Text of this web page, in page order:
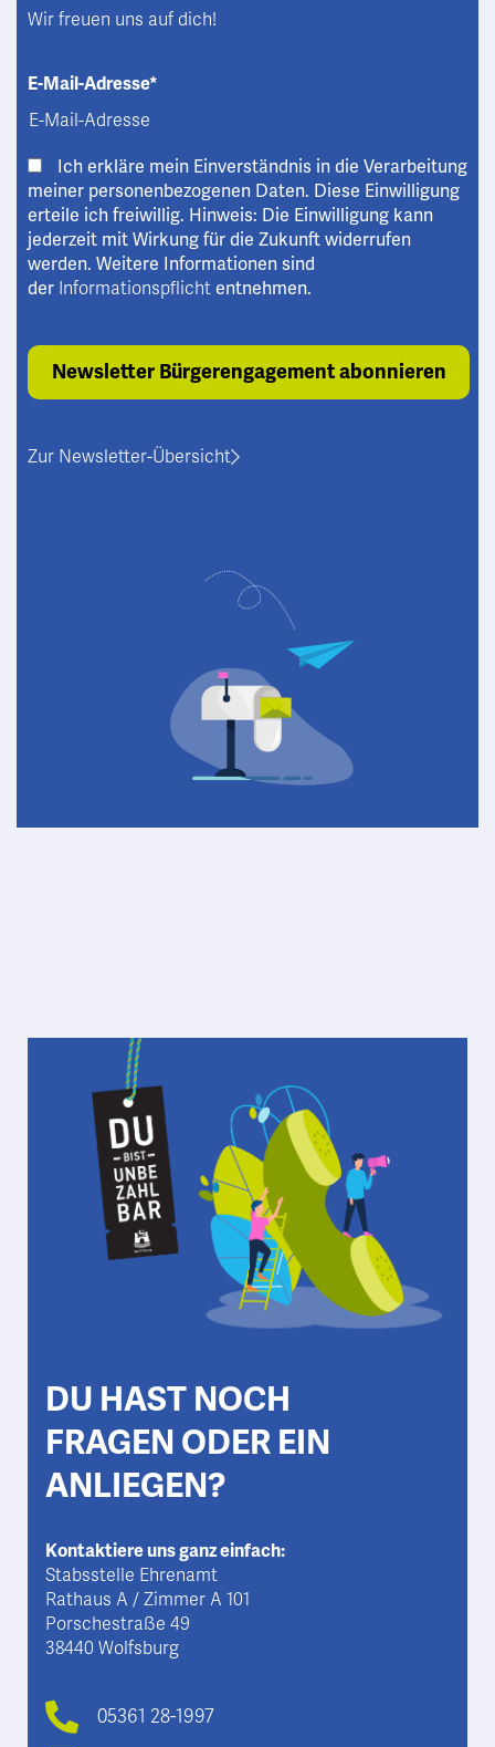
Wir freuen uns auf dich!
E-Mail-Adresse*
Ich erkläre mein Einverständnis in die Verarbeitung
meiner personenbezogenen Daten. Diese Einwilligung
erteile ich freiwillig. Hinweis: Die Einwilligung kann
jederzeit mit Wirkung für die Zukunft widerrufen
werden. Weitere Informationen sind
der Informationspflicht entnehmen.
Zur Newsletter-Übersicht
DU HAST NOCH
FRAGEN ODER EIN
ANLIEGEN?
Kontaktiere uns ganz einfach:
Stabsstelle Ehrenamt
Rathaus A / Zimmer A 101
Porschestraße 49
38440 Wolfsburg
05361 28-1997